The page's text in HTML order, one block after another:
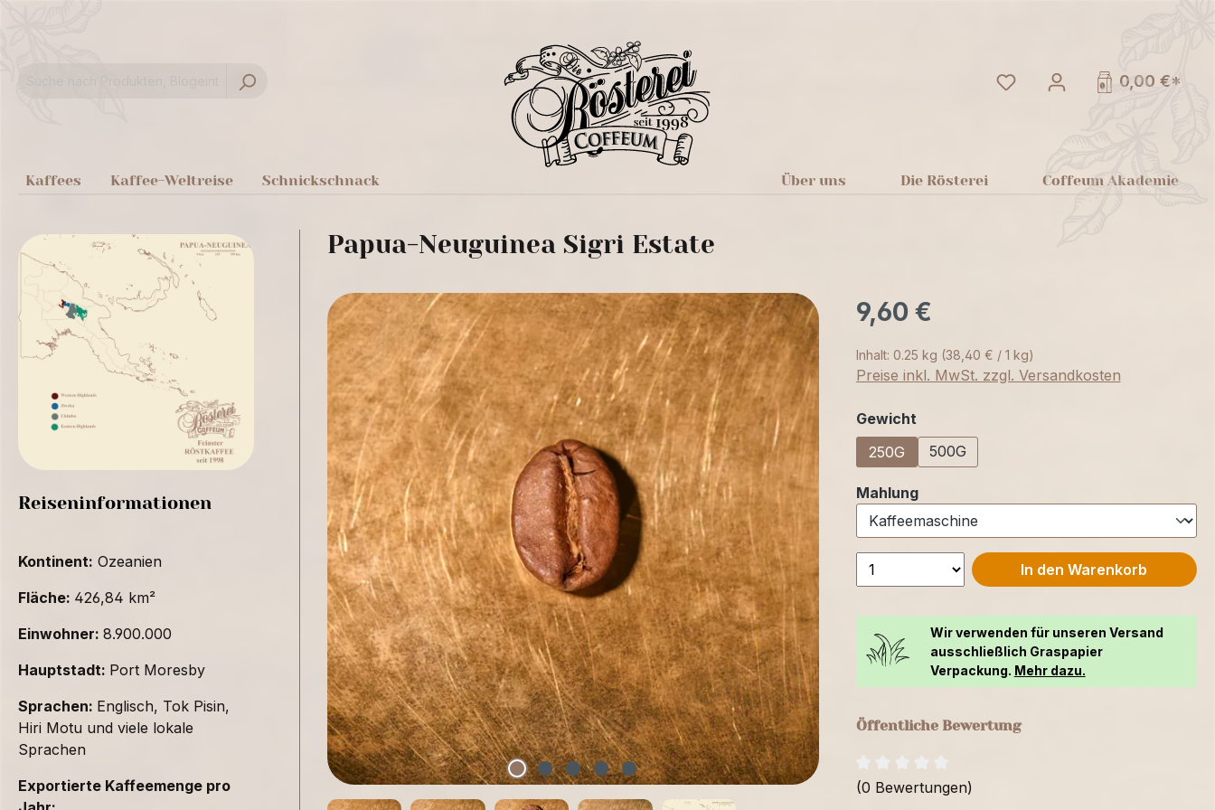
Du hast 0 Produkte auf
0,00 €*
Kaffees Kaffee-Weltreise Schnickschnack Über uns Die Rösterei Coffeum Akademie
Reiseninformationen
Kontinent: Ozeanien
Fläche: 426,84 km²
Einwohner: 8.900.000
Hauptstadt: Port Moresby
Sprachen: Englisch, Tok Pisin,
Hiri Motu und viele lokale
Sprachen
Exportierte Kaffeemenge pro
Papua-Neuguinea Sigri Estate
9,60 €
Inhalt: 0.25 kg (38,40 € / 1 kg)
Preise inkl. MwSt. zzgl. Versandkosten
Gewichtauswählen
250G
500G
Mahlungauswählen
In den Warenkorb
Wir verwenden für unseren Versand
ausschließlich Graspapier
Verpackung. Mehr dazu.
Öffentliche Bewertung
(0 Bewertungen)